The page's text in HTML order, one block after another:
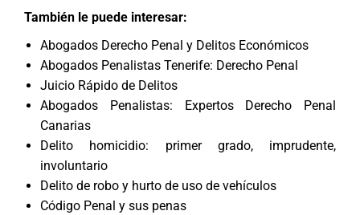
También le puede interesar:
Abogados Derecho Penal y Delitos Económicos
Abogados Penalistas Tenerife: Derecho Penal
Juicio Rápido de Delitos
Abogados Penalistas: Expertos Derecho Penal
Canarias
Delito homicidio: primer grado, imprudente,
involuntario
Delito de robo y hurto de uso de vehículos
Código Penal y sus penas